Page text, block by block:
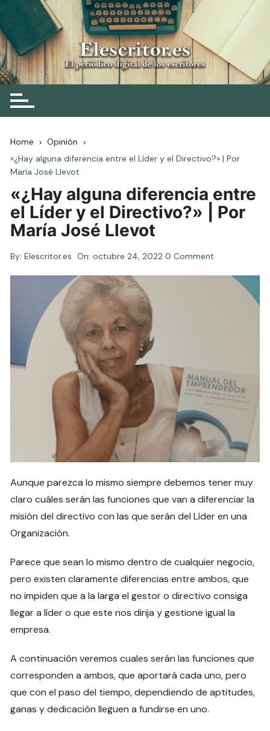
Skip
to
content
Elescritor.es
El periódico digital de los escritores
Home
Opinión
«¿Hay alguna diferencia entre el Líder y el Directivo?» | Por
María José Llevot
«¿Hay alguna diferencia entre
el Líder y el Directivo?» | Por
María José Llevot
By: Elescritor.es On:octubre 24, 2022 0 Comment
Aunque parezca lo mismo siempre debemos tener muy
claro cuáles serán las funciones que van a diferenciar la
misión del directivo con las que serán del Líder en una
Organización.
Parece que sean lo mismo dentro de cualquier negocio,
pero existen claramente diferencias entre ambos, que
no impiden que a la larga el gestor o directivo consiga
llegar a líder o que este nos dirija y gestione igual la
empresa.
A continuación veremos cuales serán las funciones que
corresponden a ambos, que aportará cada uno, pero
que con el paso del tiempo, dependiendo de aptitudes,
ganas y dedicación lleguen a fundirse en uno.